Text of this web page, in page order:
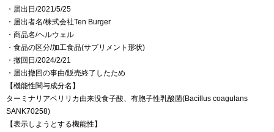
・届出日/2021/5/25
・届出者名/株式会社Ten Burger
・商品名/ヘルウェル
・食品の区分/加工食品(サプリメント形状)
・撤回日/2024/2/21
・届出撤回の事由/販売終了したため
【機能性関与成分名】
ターミナリアベリリカ由来没食子酸、有胞子性乳酸菌(Bacillus coagulans
SANK70258)
【表示しようとする機能性】